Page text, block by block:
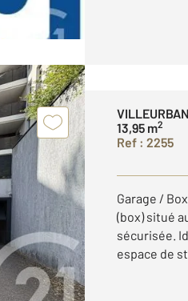
13,95 m2
Ref : 2255
Garage /
(box) situé
sécurisée.
espace de